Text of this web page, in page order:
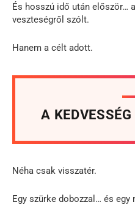
És hosszú idő után először…
veszteségről szólt.
Hanem a célt adott.
A
Néha csak visszatér.
Egy szürke dobozzal… és